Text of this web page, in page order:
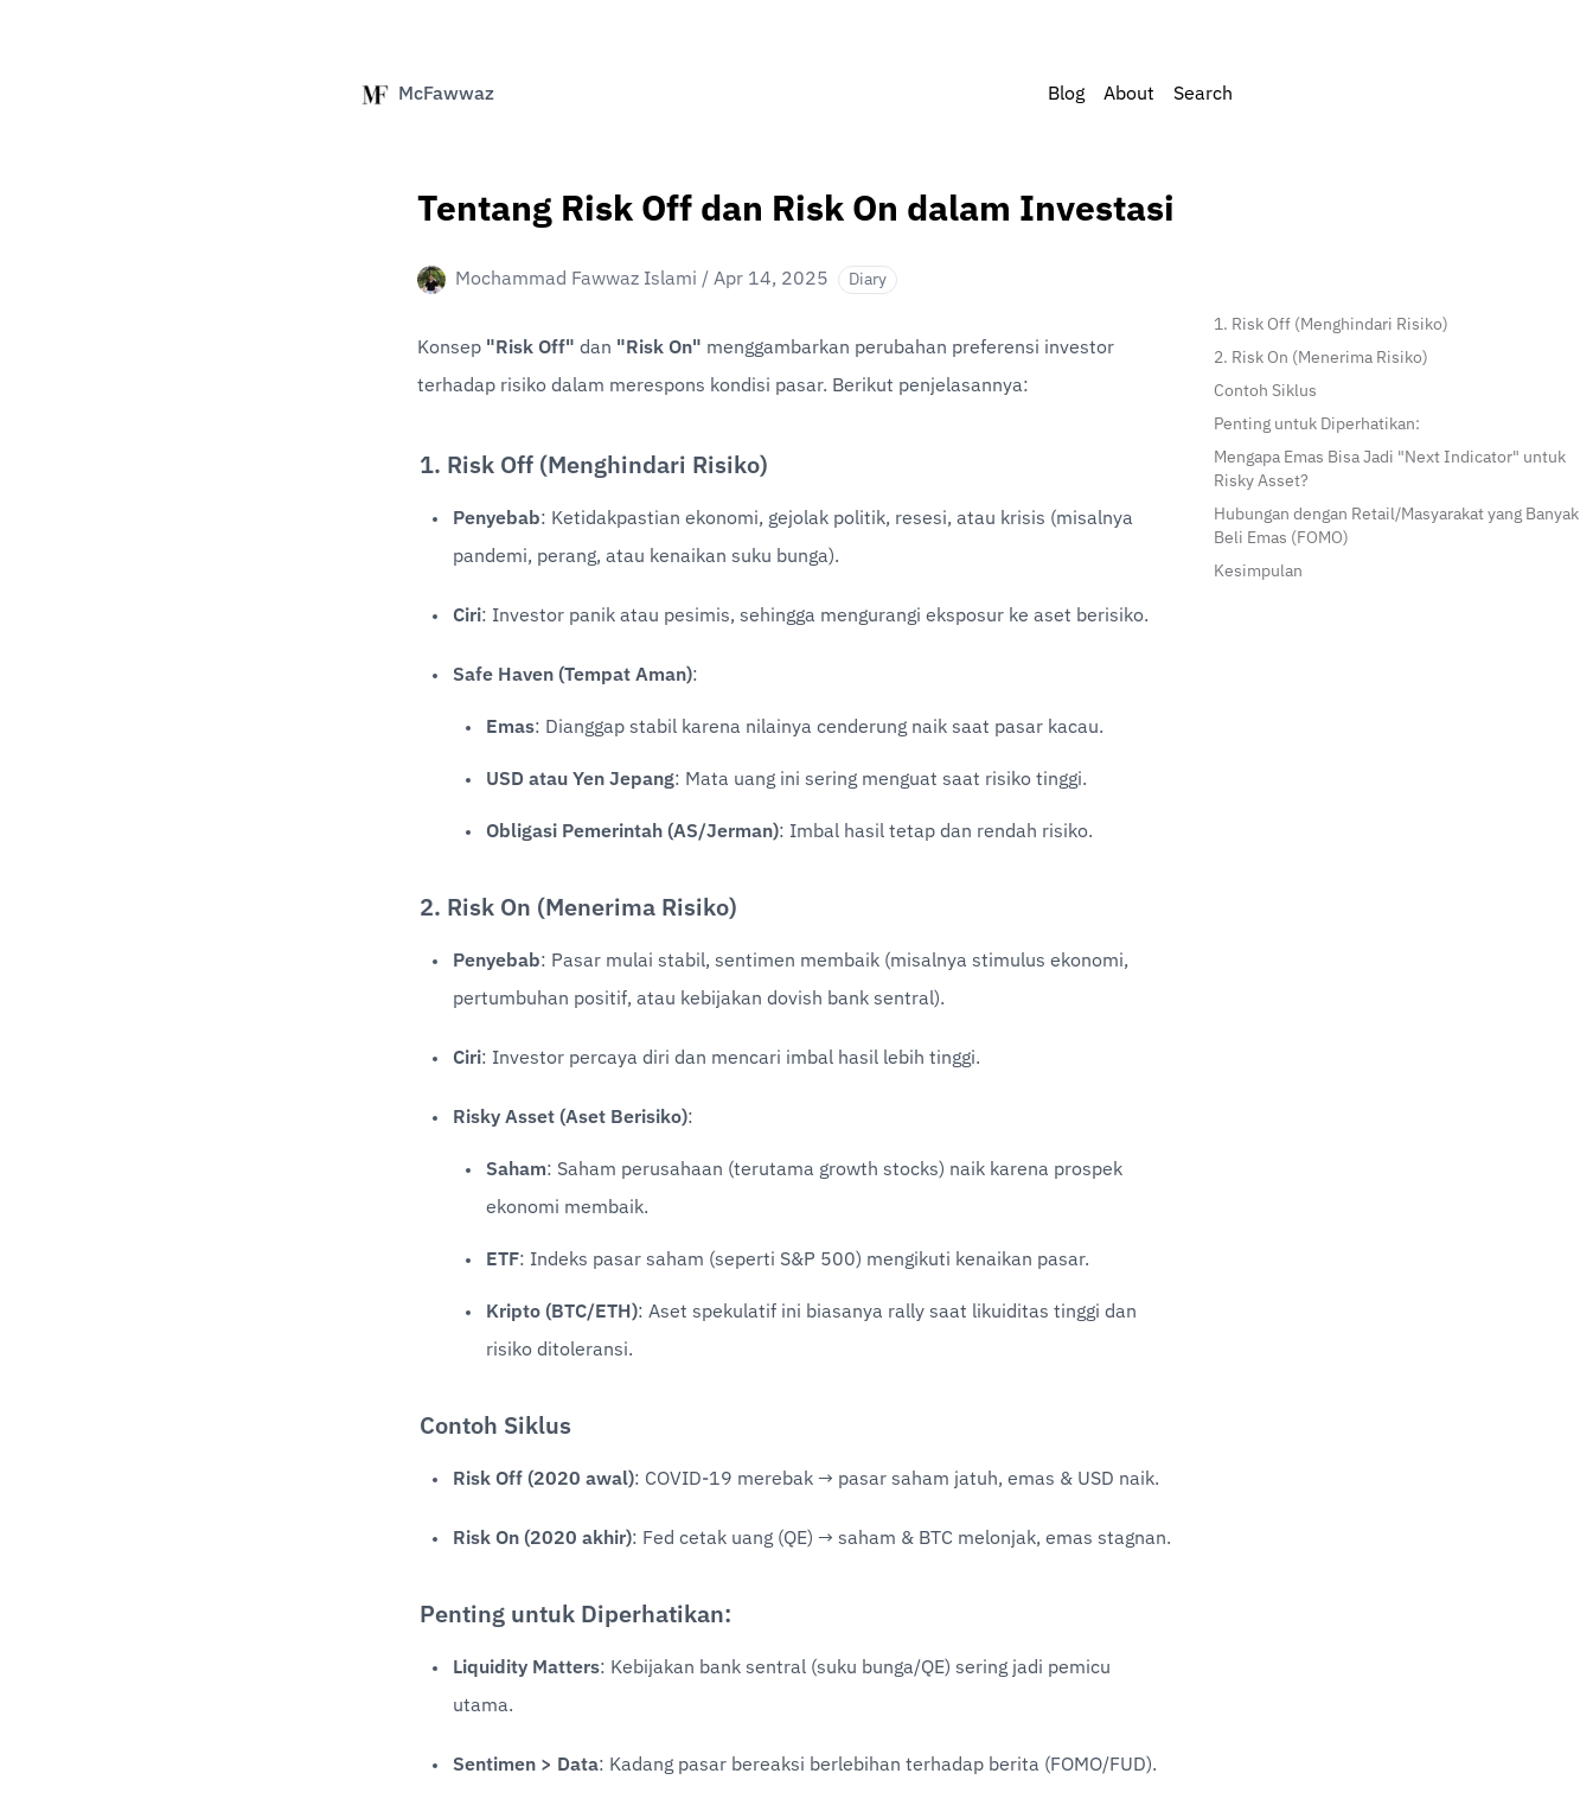
McFawwaz Blog About Search
Tentang Risk Off dan Risk On dalam Investasi
Mochammad Fawwaz Islami / Apr 14, 2025 Diary
Konsep "Risk Off" dan "Risk On" menggambarkan perubahan preferensi investor
terhadap risiko dalam merespons kondisi pasar. Berikut penjelasannya:
1. Risk Off (Menghindari Risiko)
Penyebab: Ketidakpastian ekonomi, gejolak politik, resesi, atau krisis (misalnya
pandemi, perang, atau kenaikan suku bunga).
Ciri: Investor panik atau pesimis, sehingga mengurangi eksposur ke aset berisiko.
Safe Haven (Tempat Aman):
Emas: Dianggap stabil karena nilainya cenderung naik saat pasar kacau.
USD atau Yen Jepang: Mata uang ini sering menguat saat risiko tinggi.
Obligasi Pemerintah (AS/Jerman): Imbal hasil tetap dan rendah risiko.
2. Risk On (Menerima Risiko)
Penyebab: Pasar mulai stabil, sentimen membaik (misalnya stimulus ekonomi,
pertumbuhan positif, atau kebijakan dovish bank sentral).
Ciri: Investor percaya diri dan mencari imbal hasil lebih tinggi.
Risky Asset (Aset Berisiko):
Saham: Saham perusahaan (terutama growth stocks) naik karena prospek
ekonomi membaik.
ETF: Indeks pasar saham (seperti S&P 500) mengikuti kenaikan pasar.
Kripto (BTC/ETH): Aset spekulatif ini biasanya rally saat likuiditas tinggi dan
risiko ditoleransi.
Contoh Siklus
Risk Off (2020 awal): COVID-19 merebak → pasar saham jatuh, emas & USD naik.
Risk On (2020 akhir): Fed cetak uang (QE) → saham & BTC melonjak, emas stagnan.
Penting untuk Diperhatikan:
Liquidity Matters: Kebijakan bank sentral (suku bunga/QE) sering jadi pemicu
utama.
Sentimen > Data: Kadang pasar bereaksi berlebihan terhadap berita (FOMO/FUD).
1. Risk Off (Menghindari Risiko)
2. Risk On (Menerima Risiko)
Contoh Siklus
Penting untuk Diperhatikan:
Mengapa Emas Bisa Jadi "Next Indicator" untuk
Risky Asset?
Hubungan dengan Retail/Masyarakat yang Banyak
Beli Emas (FOMO)
Kesimpulan